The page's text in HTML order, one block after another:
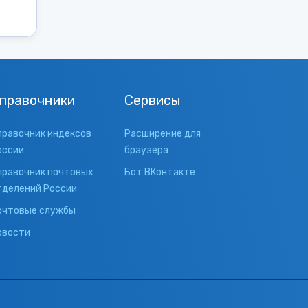
индексов
почтовых
России
службы
Сервисы
Расширение для
браузера
Бот ВКонтакте